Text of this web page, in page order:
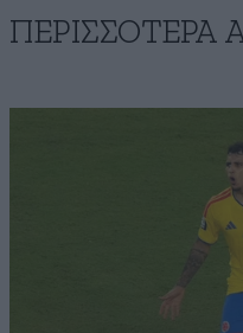
ΠΕΡΙΣΣΟΤΕΡΑ